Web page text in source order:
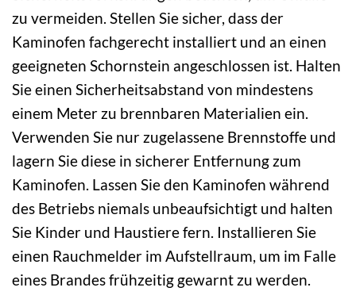
zu vermeiden. Stellen Sie sicher, dass der
Kaminofen fachgerecht installiert und an einen
geeigneten Schornstein angeschlossen ist. Halten
Sie einen Sicherheitsabstand von mindestens
einem Meter zu brennbaren Materialien ein.
Verwenden Sie nur zugelassene Brennstoffe und
lagern Sie diese in sicherer Entfernung zum
Kaminofen. Lassen Sie den Kaminofen während
des Betriebs niemals unbeaufsichtigt und halten
Sie Kinder und Haustiere fern. Installieren Sie
einen Rauchmelder im Aufstellraum, um im Falle
eines Brandes frühzeitig gewarnt zu werden.